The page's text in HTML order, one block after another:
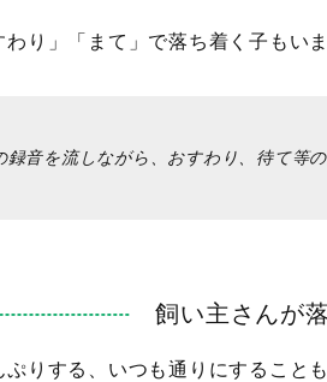
り」「まて」で落ち着く子もいま
録音を流しながら、おすわり、待て等の
飼い主さんが
りする、いつも通りにすること